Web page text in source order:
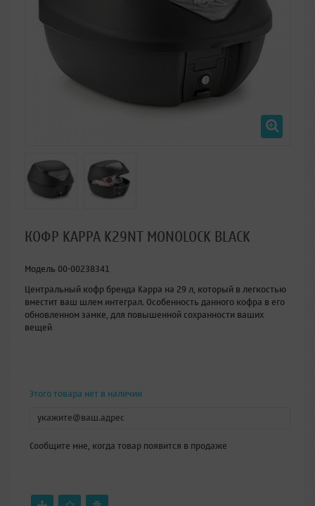
КОФР KAPPA K29NT MONOLOCK BLACK
Модель 00-00238341
Центральный кофр бренда Kappa на 29 л, который в легкостью
вместит ваш шлем интеграл. Особенность данного кофра в его
обновленном замке, для повышенной сохранности ваших
вещей
Этого товара нет в наличии
Сообщите мне, когда товар появится в продаже